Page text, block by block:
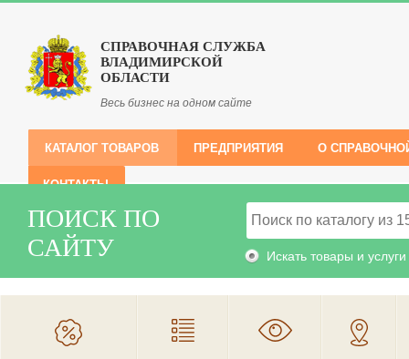
СПРАВОЧНАЯ СЛУЖБА
ВЛАДИМИРСКОЙ
ОБЛАСТИ
Весь бизнес на одном сайте
КАТАЛОГ ТОВАРОВ ПРЕДПРИЯТИЯ О
КОНТАКТЫ
ПОИСК ПО
САЙТУ
Искать товары и услуги